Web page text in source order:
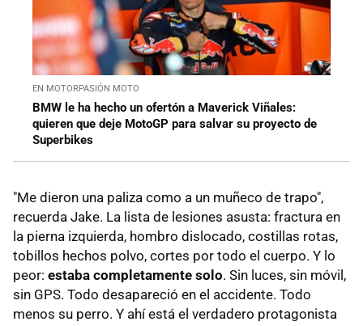
EN MOTORPASIÓN MOTO
BMW le ha hecho un ofertón a Maverick Viñales:
quieren que deje MotoGP para salvar su proyecto de
Superbikes
"Me dieron una paliza como a un muñeco de trapo",
recuerda Jake. La lista de lesiones asusta: fractura en
la pierna izquierda, hombro dislocado, costillas rotas,
tobillos hechos polvo, cortes por todo el cuerpo. Y lo
peor: estaba completamente solo. Sin luces, sin móvil,
sin GPS. Todo desapareció en el accidente. Todo
menos su perro. Y ahí está el verdadero protagonista